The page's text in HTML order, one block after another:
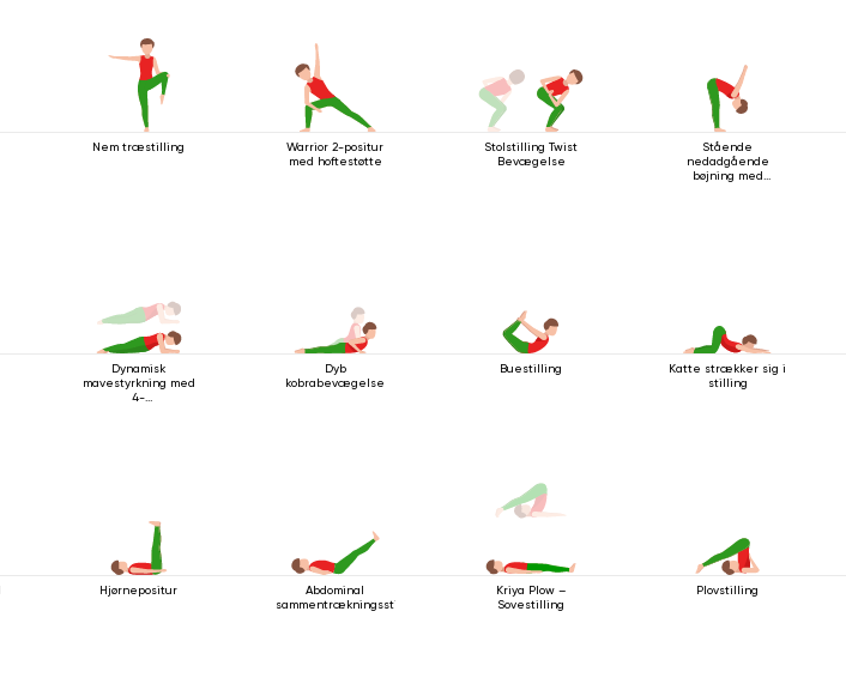
Nem træstilling
Warrior 2-positur
med hoftestøtte
Stolstilling Twist
Bevægelse
Stående
nedadgående
bøjning med
Dynamisk
mavestyrkning med
4-
Dyb
kobrabevægelse
Buestilling
Katte strækker sig i
stilling
Hjørnepositur
Abdominal
sammentrækningsstilling
Kriya Plow –
Sovestilling
Plovstilling